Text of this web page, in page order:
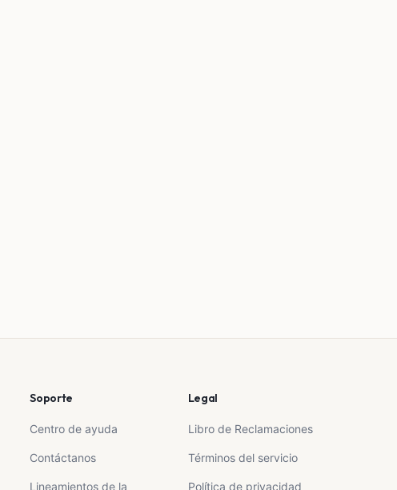
Soporte
Centro de ayuda
Contáctanos
Lineamientos de la
Legal
Libro de Reclamaciones
Términos del servicio
Política de privacidad